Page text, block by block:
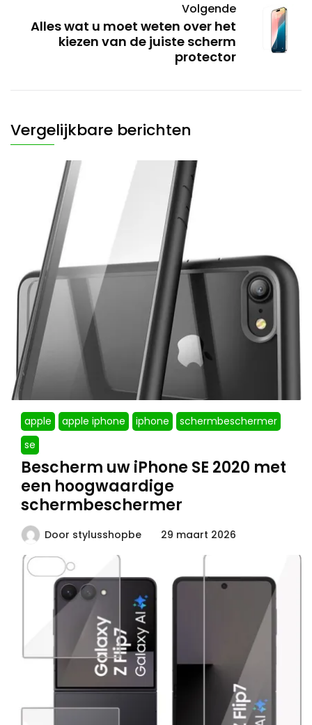
Volgende
Alles wat u moet weten over het
kiezen van de juiste scherm
protector
Vergelijkbare berichten
apple apple iphone iphone
schermbeschermer
se
Bescherm uw iPhone SE 2020 met
een hoogwaardige
schermbeschermer
Door stylusshopbe 29 maart 2026